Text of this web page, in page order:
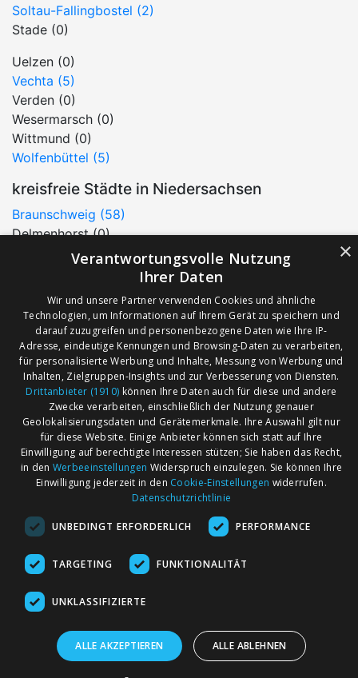
Soltau-Fallingbostel (2)
Stade (0)
Uelzen (0)
Vechta (5)
Verden (0)
Wesermarsch (0)
Wittmund (0)
Wolfenbüttel (5)
kreisfreie Städte in Niedersachsen
Braunschweig (58)
Delmenhorst (0)
Emden (1)
Wilhelmshaven (0)
Wolfsburg (1)
AGB
Impressum
Datenschutz
Kontakt
Werben bei marktcom
Märkte nach Bundesländern
Märkte nach PLZ
Märkte nach Umkreis
Flohmarkt
×
Verantwortungsvolle Nutzung
Ihrer Daten
Wir und unsere Partner verwenden Cookies und ähnliche
Technologien, um Informationen auf Ihrem Gerät zu speichern und
darauf zuzugreifen und personenbezogene Daten wie Ihre IP-
Adresse, eindeutige Kennungen und Browsing-Daten zu verarbeiten,
für personalisierte Werbung und Inhalte, Messung von Werbung und
Inhalten, Zielgruppen-Insights und zur Verbesserung von Diensten.
Drittanbieter (1910) können Ihre Daten auch für diese und andere
Zwecke verarbeiten, einschließlich der Nutzung genauer
Geolokalisierungsdaten und Gerätemerkmale. Ihre Auswahl gilt nur
für diese Website. Einige Anbieter können sich statt auf Ihre
Einwilligung auf berechtigte Interessen stützen; Sie haben das Recht,
in den Werbeeinstellungen Widerspruch einzulegen. Sie können Ihre
Einwilligung jederzeit in den Cookie-Einstellungen widerrufen.
Datenschutzrichtlinie
UNBEDINGT ERFORDERLICH PERFORMANCE
TARGETING FUNKTIONALITÄT
UNKLASSIFIZIERTE
ALLE AKZEPTIEREN ALLE ABLEHNEN